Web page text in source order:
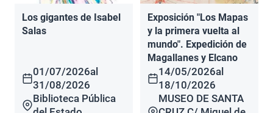
Los gigantes de Isabel
Salas
01/07/2026al
31/08/2026
Biblioteca Pública
Exposición "Los Mapas
y la primera vuelta al
mundo". Expedición de
Magallanes y Elcano
14/05/2026al
18/10/2026
MUSEO DE SANTA